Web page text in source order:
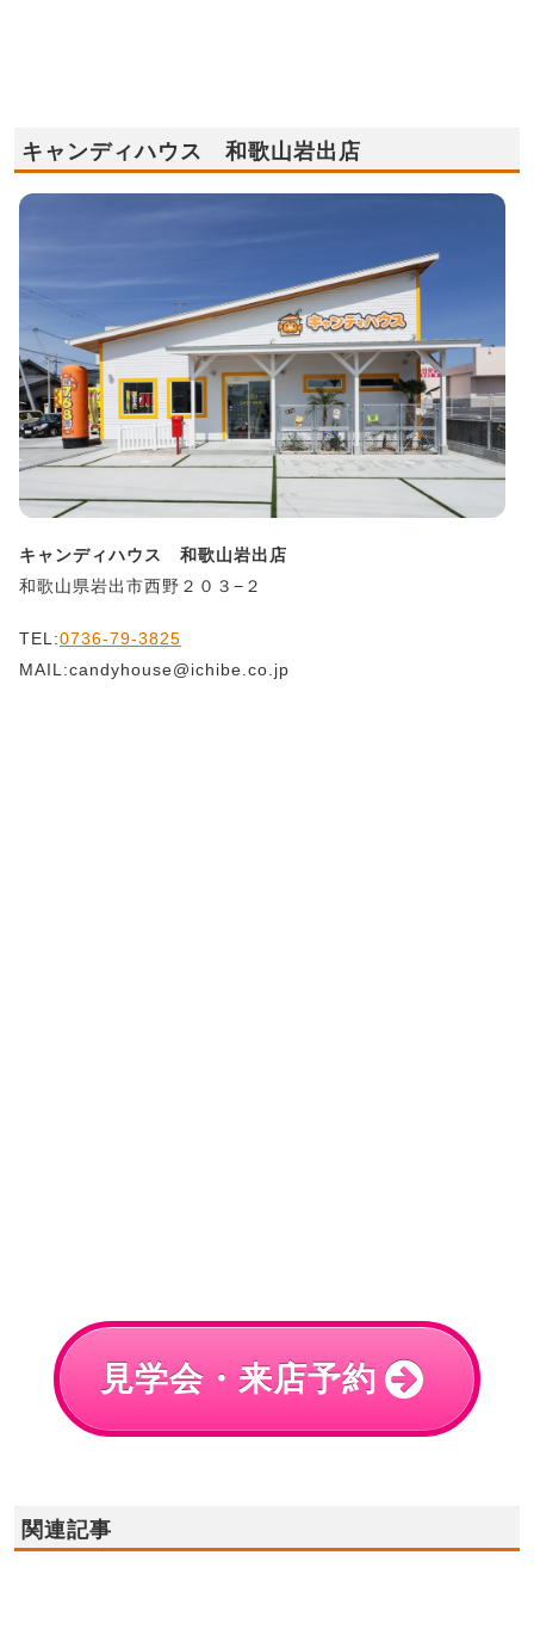
キャンディハウス 和歌山岩出店
キャンディハウス 和歌山岩出店
和歌山県岩出市西野２０３−２
TEL:0736-79-3825
MAIL:candyhouse@ichibe.co.jp
見学会・来店予約
関連記事